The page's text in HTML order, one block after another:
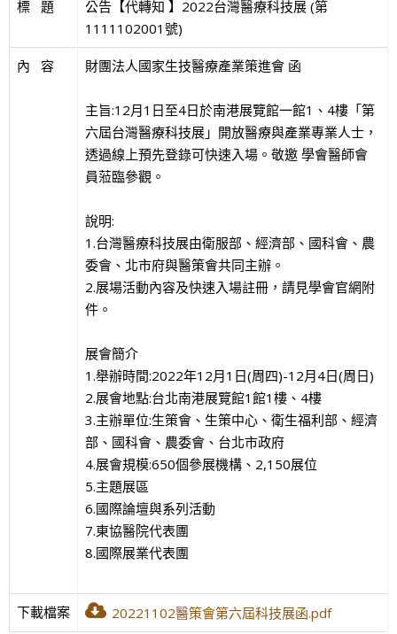
標   題
公告【代轉知 】2022台灣醫療科技展 (第
1111102001號)
內   容 財團法人國家生技醫療產業策進會 函
主旨:12月1日至4日於南港展覽館一館1、4樓「第
六屆台灣醫療科技展」開放醫療與產業專業人士，
透過線上預先登錄可快速入場。敬邀 學會醫師會
員蒞臨參觀。
說明:
1.台灣醫療科技展由衛服部、經濟部、國科會、農
委會、北市府與醫策會共同主辦。
2.展場活動內容及快速入場註冊，請見學會官網附
件。
展會簡介
1.舉辦時間:2022年12月1日(周四)-12月4日(周日)
2.展會地點:台北南港展覽館1館1樓、4樓
3.主辦單位:生策會、生策中心、衛生福利部、經濟
部、國科會、農委會、台北市政府
4.展會規模:650個參展機構、2,150展位
5.主題展區
6.國際論壇與系列活動
7.東協醫院代表團
8.國際展業代表團
下載檔案 20221102醫策會第六屆科技展函.pdf